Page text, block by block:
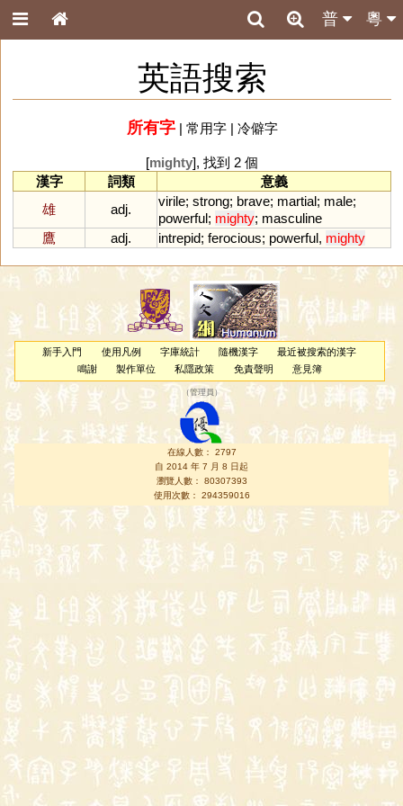
粵
普
英語搜索
所有字| 常用字| 冷僻字
[mighty], 找到 2 個
漢字
詞類
意義
雄
adj.
virile; strong; brave; martial; male;
powerful; mighty; masculine
鷹
adj. intrepid; ferocious; powerful, mighty
新手入門 使用凡例 字庫統計 隨機漢字
最近被搜索的漢字
鳴謝
製作單位 私隱政策 免責聲明 意見簿
（管理員 ）
在線人數： 2797
自 2014 年 7 月 8 日起
瀏覽人數： 80307393
使用次數： 294359016